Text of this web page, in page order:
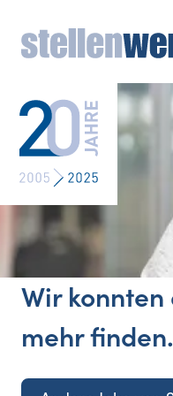
Wir
mehr finden.